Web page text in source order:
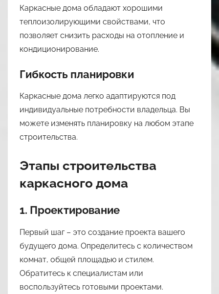
Каркасные дома обладают хорошими
теплоизолирующими свойствами, что
позволяет снизить расходы на отопление и
кондиционирование.
Гибкость планировки
Каркасные дома легко адаптируются под
индивидуальные потребности владельца. Вы
можете изменять планировку на любом этапе
строительства.
Этапы строительства
каркасного дома
1. Проектирование
Первый шаг – это создание проекта вашего
будущего дома. Определитесь с количеством
комнат, общей площадью и стилем.
Обратитесь к специалистам или
воспользуйтесь готовыми проектами.